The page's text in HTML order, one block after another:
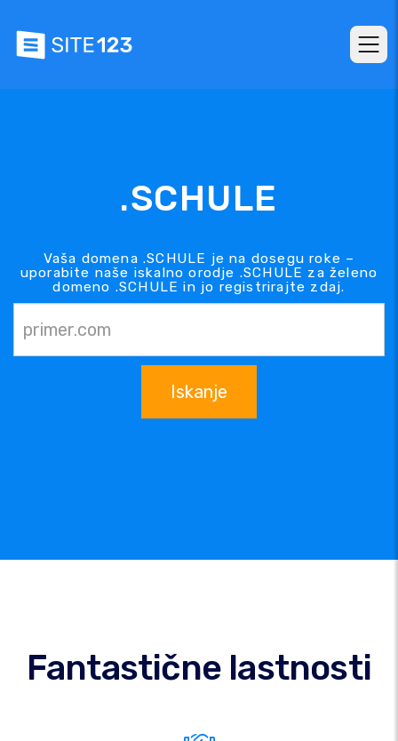
.SCHULE
Vaša domena .SCHULE je na dosegu roke –
uporabite naše iskalno orodje .SCHULE za želeno
domeno .SCHULE in jo registrirajte zdaj.
Iskanje
Fantastične lastnosti